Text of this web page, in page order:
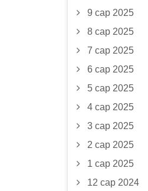
9 сар 2025
8 сар 2025
7 сар 2025
6 сар 2025
5 сар 2025
4 сар 2025
3 сар 2025
2 сар 2025
1 сар 2025
12 сар 2024